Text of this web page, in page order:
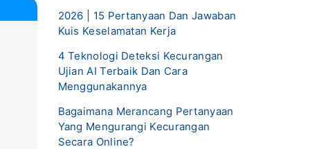
2026 | 15 Pertanyaan Dan Jawaban
Kuis Keselamatan Kerja
4 Teknologi Deteksi Kecurangan
Ujian AI Terbaik Dan Cara
Menggunakannya
Bagaimana Merancang Pertanyaan
Yang Mengurangi Kecurangan
Secara Online?